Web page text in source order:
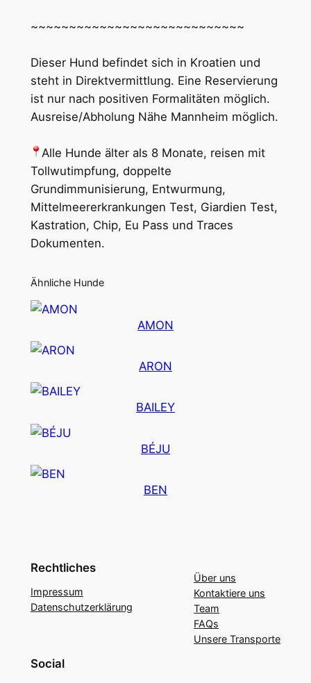
~~~~~~~~~~~~~~~~~~~~~~~~~~~~
Dieser Hund befindet sich in Kroatien und
steht in Direktvermittlung. Eine Reservierung
ist nur nach positiven Formalitäten möglich.
Ausreise/Abholung Nähe Mannheim möglich.
Alle Hunde älter als 8 Monate, reisen mit
Tollwutimpfung, doppelte
Grundimmunisierung, Entwurmung,
Mittelmeererkrankungen Test, Giardien Test,
Kastration, Chip, Eu Pass und Traces
Dokumenten.
Ähnliche Hunde
AMON
ARON
BAILEY
BÉJU
BEN
Rechtliches
Impressum
Datenschutzerklärung
Über uns
Kontaktiere uns
Team
FAQs
Unsere Transporte
Social